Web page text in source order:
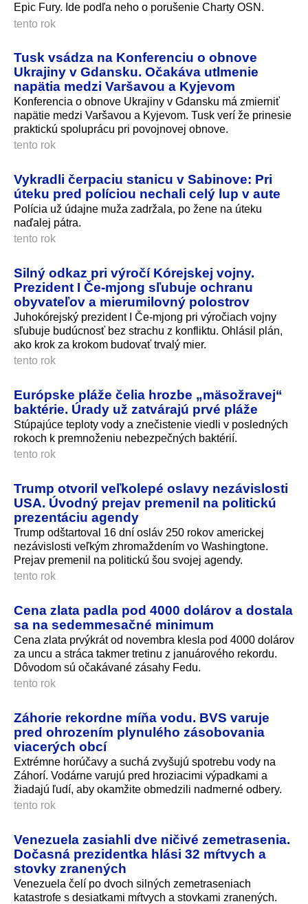
Epic Fury. Ide podľa neho o porušenie Charty OSN.
tento rok
Tusk vsádza na Konferenciu o obnove
Ukrajiny v Gdansku. Očakáva utlmenie
napätia medzi Varšavou a Kyjevom
Konferencia o obnove Ukrajiny v Gdansku má zmierniť
napätie medzi Varšavou a Kyjevom. Tusk verí že prinesie
praktickú spoluprácu pri povojnovej obnove.
tento rok
Vykradli čerpaciu stanicu v Sabinove: Pri
úteku pred políciou nechali celý lup v aute
Polícia už údajne muža zadržala, po žene na úteku
naďalej pátra.
tento rok
Silný odkaz pri výročí Kórejskej vojny.
Prezident I Če-mjong sľubuje ochranu
obyvateľov a mierumilovný polostrov
Juhokórejský prezident I Če-mjong pri výročiach vojny
sľubuje budúcnosť bez strachu z konfliktu. Ohlásil plán,
ako krok za krokom budovať trvalý mier.
tento rok
Európske pláže čelia hrozbe „mäsožravej“
baktérie. Úrady už zatvárajú prvé pláže
Stúpajúce teploty vody a znečistenie viedli v posledných
rokoch k premnoženiu nebezpečných baktérií.
tento rok
Trump otvoril veľkolepé oslavy nezávislosti
USA. Úvodný prejav premenil na politickú
prezentáciu agendy
Trump odštartoval 16 dní osláv 250 rokov americkej
nezávislosti veľkým zhromaždením vo Washingtone.
Prejav premenil na politickú šou svojej agendy.
tento rok
Cena zlata padla pod 4000 dolárov a dostala
sa na sedemmesačné minimum
Cena zlata prvýkrát od novembra klesla pod 4000 dolárov
za uncu a stráca takmer tretinu z januárového rekordu.
Dôvodom sú očakávané zásahy Fedu.
tento rok
Záhorie rekordne míňa vodu. BVS varuje
pred ohrozením plynulého zásobovania
viacerých obcí
Extrémne horúčavy a suchá zvyšujú spotrebu vody na
Záhorí. Vodárne varujú pred hroziacimi výpadkami a
žiadajú ľudí, aby okamžite obmedzili nadmerné odbery.
tento rok
Venezuela zasiahli dve ničivé zemetrasenia.
Dočasná prezidentka hlási 32 mŕtvych a
stovky zranených
Venezuela čelí po dvoch silných zemetraseniach
katastrofe s desiatkami mŕtvych a stovkami zranených.